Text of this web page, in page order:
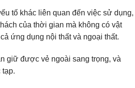
tố khác liên quan đến việc sử dụng,
của thời gian mà không có vật
ứng dụng nội thất và ngoại thất.
giữ được vẻ ngoài sang trọng, và
tạp.